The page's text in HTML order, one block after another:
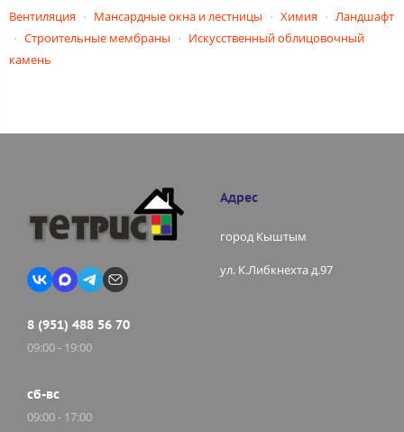
Вентиляция Мансардные окна и лестницы Химия
Ландшафт
Строительные мембраны
Искусственный облицовочный
камень
8 (951) 488 56 70
09:00 - 19:00
сб-вс
09:00 - 17:00
Адрес
город Кыштым
ул. К.Либкнехта д.97